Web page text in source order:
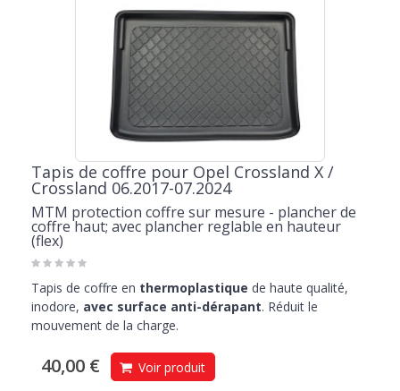
Tapis de coffre pour Opel Crossland X /
Crossland 06.2017-07.2024
MTM protection coffre sur mesure - plancher de
coffre haut; avec plancher reglable en hauteur
(flex)
Tapis de coffre en thermoplastique de haute qualité,
inodore, avec surface anti-dérapant. Réduit le
mouvement de la charge.
40,00 € Voir produit